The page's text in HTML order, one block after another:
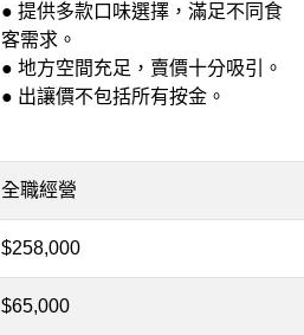
● 提供多款口味選擇，滿足不同食
客需求。
● 地方空間充足，賣價十分吸引。
● 出讓價不包括所有按金。
全職經營
$258,000
$65,000